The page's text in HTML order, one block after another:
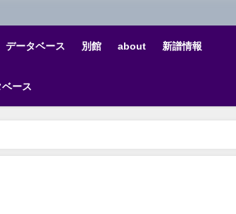
データベース 別館 about 新譜情報
ース